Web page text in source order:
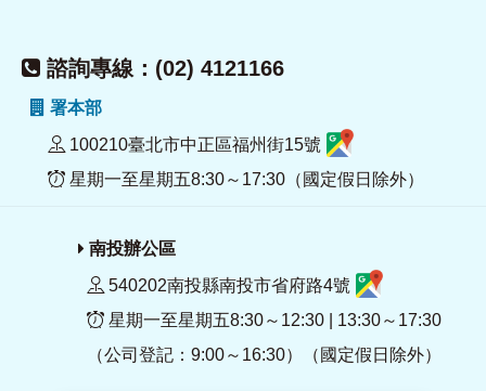
諮詢專線：(02) 4121166
署本部
100210臺北市中正區福州街15號
星期一至星期五8:30～17:30（國定假日除外）
南投辦公區
540202南投縣南投市省府路4號
星期一至星期五8:30～12:30 | 13:30～17:30
（公司登記：9:00～16:30）（國定假日除外）